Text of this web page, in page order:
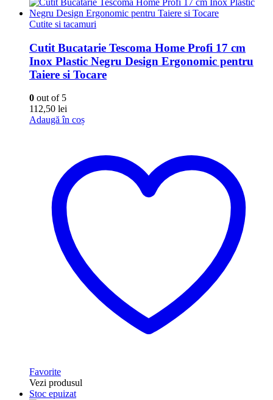
Cutite si tacamuri
Cutit Bucatarie Tescoma Home Profi 17 cm
Inox Plastic Negru Design Ergonomic pentru
Taiere si Tocare
0 out of 5
112,50 lei
Adaugă în coș
Favorite
Vezi produsul
Stoc epuizat